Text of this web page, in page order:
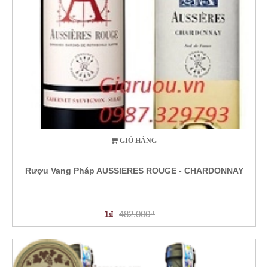
GIỎ HÀNG
Rượu Vang Pháp AUSSIERES ROUGE - CHARDONNAY
1₫ 482.000₫